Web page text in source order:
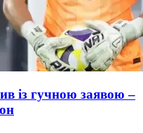
із гучною заявою –